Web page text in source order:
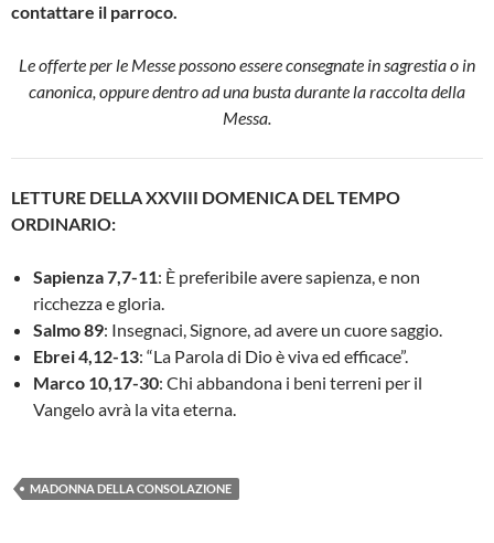
contattare il parroco.
Le offerte per le Messe possono essere consegnate in sagrestia o in
canonica, oppure dentro ad una busta durante la raccolta della
Messa.
LETTURE DELLA XXVIII DOMENICA DEL TEMPO
ORDINARIO:
Sapienza 7,7-11: È preferibile avere sapienza, e non
ricchezza e gloria.
Salmo 89: Insegnaci, Signore, ad avere un cuore saggio.
Ebrei 4,12-13: “La Parola di Dio è viva ed efficace”.
Marco 10,17-30: Chi abbandona i beni terreni per il
Vangelo avrà la vita eterna.
MADONNA DELLA CONSOLAZIONE